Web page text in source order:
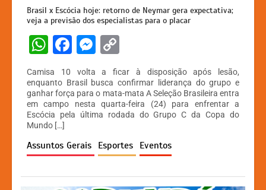
Brasil x Escócia hoje: retorno de Neymar gera expectativa;
veja a previsão dos especialistas para o placar
W
at
s
A
p
p
F
c
e
b
o
o
k
M
s
s
e
n
g
er
p
y
Li
n
k
Camisa 10 volta a ficar à disposição após lesão,
enquanto Brasil busca confirmar liderança do grupo e
ganhar força para o mata-mata A Seleção Brasileira entra
em campo nesta quarta-feira (24) para enfrentar a
Escócia pela última rodada do Grupo C da Copa do
Mundo […]
Assuntos Gerais Esportes Eventos